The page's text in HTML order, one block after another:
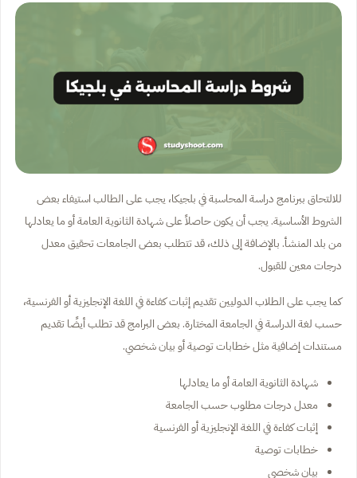
للالتحاق ببرنامج دراسة المحاسبة في بلجيكا، يجب على الطالب استيفاء بعض
الشروط الأساسية. يجب أن يكون حاصلاً على شهادة الثانوية العامة أو ما يعادلها
من بلد المنشأ. بالإضافة إلى ذلك، قد تتطلب بعض الجامعات تحقيق معدل
درجات معين للقبول.
كما يجب على الطلاب الدوليين تقديم إثبات كفاءة في اللغة الإنجليزية أو الفرنسية،
حسب لغة الدراسة في الجامعة المختارة. بعض البرامج قد تطلب أيضًا تقديم
مستندات إضافية مثل خطابات توصية أو بيان شخصي.
شهادة الثانوية العامة أو ما يعادلها
معدل درجات مطلوب حسب الجامعة
إثبات كفاءة في اللغة الإنجليزية أو الفرنسية
خطابات توصية
بيان شخصي